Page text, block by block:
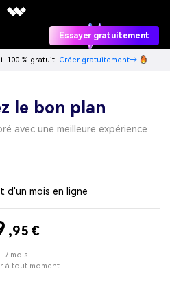
Essayer gratuitement
100 % gratuit! Créer gratuitement→
le bon plan
avec une meilleure expérience
d'un mois en ligne
,95 €
/ mois
à tout moment